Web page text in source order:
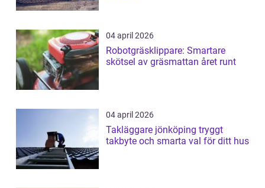
04 april 2026
Robotgräsklippare: Smartare
skötsel av gräsmattan året runt
04 april 2026
Takläggare jönköping tryggt
takbyte och smarta val för ditt hus